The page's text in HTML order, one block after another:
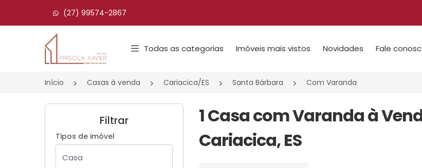
(27) 99574-2867
Página inicial
Todas as categorias Imóveis mais vistos Novidades Fale
Início Casas à venda Cariacica/ES Santa Bárbara Com Varanda
Filtrar
Tipos de imóvel
1 Casa com Varanda à
Cariacica, ES